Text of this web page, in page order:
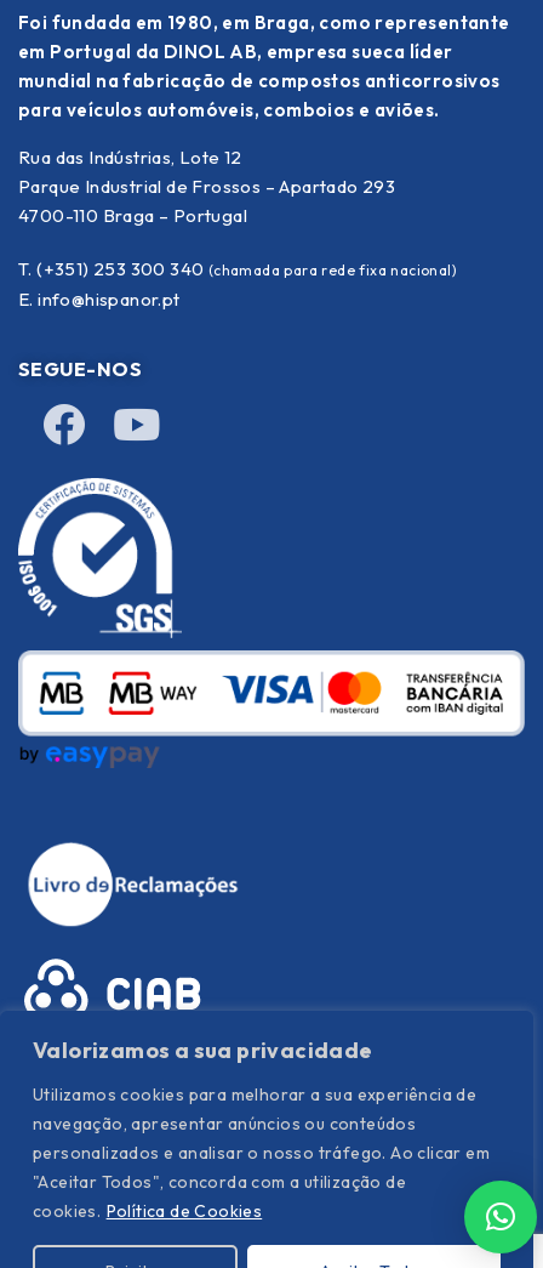
Valorizamos a sua privacidade
Utilizamos cookies para melhorar a sua experiência de
navegação, apresentar anúncios ou conteúdos
personalizados e analisar o nosso tráfego. Ao clicar em
"Aceitar Todos", concorda com a utilização de
cookies. Política de Cookies
Foi fundada em 1980, em Braga, como representante
em Portugal da DINOL AB, empresa sueca líder
mundial na fabricação de compostos anticorrosivos
para veículos automóveis, comboios e aviões.
Rua das Indústrias, Lote 12
Parque Industrial de Frossos – Apartado 293
4700-110 Braga – Portugal
T. (+351) 253 300 340 (chamada para rede fixa nacional)
E. info@hispanor.pt
SEGUE-NOS
Política de Privacidade|Política de Cookies |
Termos e
condições